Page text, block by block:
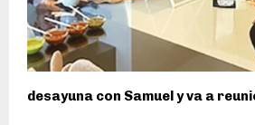
desayuna con Samuel y va a